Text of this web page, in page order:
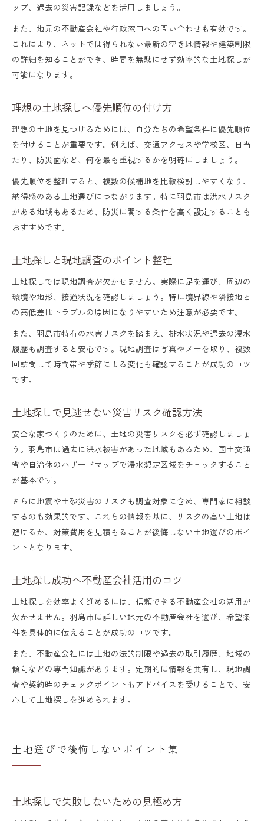
安全な土地探しを始める手順とは
土地探しの基本ステップを徹底解説
土地探しとハザードマップ活用法
土地探しで役所情報を有効に使う方法
土地探しと住宅ローン事前審査の流れ
知っておきたい土地購入の落とし穴
土地探しで起こる境界トラブルを回避
土地探しとインフラ未整備地のリスク
土地探しで見抜く地盤や水はけの重要性
土地探し購入後に後悔した体験談から学ぶ
理想の家づくりに活きる見極め術
土地探しで理想の間取り実現のヒント
土地探しと日当たり・風通しのチェック法
土地探しで生活利便性を重視する理由
土地探しで学区やスーパーアクセスの比較
土地探しと騒音対策の具体的な方法
土地探しと将来の資産価値を考える視点
土地探しで長く快適に暮らすための工夫
土地探しで家族が笑顔になる選び方とは
ップ、過去の災害記録などを活用しましょう。
また、地元の不動産会社や行政窓口への問い合わせも有効です。
これにより、ネットでは得られない最新の空き地情報や建築制限
の詳細を知ることができ、時間を無駄にせず効率的な土地探しが
可能になります。
理想の土地探しへ優先順位の付け方
理想の土地を見つけるためには、自分たちの希望条件に優先順位
を付けることが重要です。例えば、交通アクセスや学校区、日当
たり、防災面など、何を最も重視するかを明確にしましょう。
優先順位を整理すると、複数の候補地を比較検討しやすくなり、
納得感のある土地選びにつながります。特に羽島市は洪水リスク
がある地域もあるため、防災に関する条件を高く設定することも
おすすめです。
土地探しと現地調査のポイント整理
土地探しでは現地調査が欠かせません。実際に足を運び、周辺の
環境や地形、接道状況を確認しましょう。特に境界線や隣接地と
の高低差はトラブルの原因になりやすいため注意が必要です。
また、羽島市特有の水害リスクを踏まえ、排水状況や過去の浸水
履歴も調査すると安心です。現地調査は写真やメモを取り、複数
回訪問して時間帯や季節による変化も確認することが成功のコツ
です。
土地探しで見逃せない災害リスク確認方法
安全な家づくりのために、土地の災害リスクを必ず確認しましょ
う。羽島市は過去に洪水被害があった地域もあるため、国土交通
省や自治体のハザードマップで浸水想定区域をチェックすること
が基本です。
さらに地震や土砂災害のリスクも調査対象に含め、専門家に相談
するのも効果的です。これらの情報を基に、リスクの高い土地は
避けるか、対策費用を見積もることが後悔しない土地選びのポイ
ントとなります。
土地探し成功へ不動産会社活用のコツ
土地探しを効率よく進めるには、信頼できる不動産会社の活用が
欠かせません。羽島市に詳しい地元の不動産会社を選び、希望条
件を具体的に伝えることが成功のコツです。
また、不動産会社には土地の法的制限や過去の取引履歴、地域の
傾向などの専門知識があります。定期的に情報を共有し、現地調
査や契約時のチェックポイントもアドバイスを受けることで、安
心して土地探しを進められます。
土地選びで後悔しないポイント集
土地探しで失敗しないための見極め方